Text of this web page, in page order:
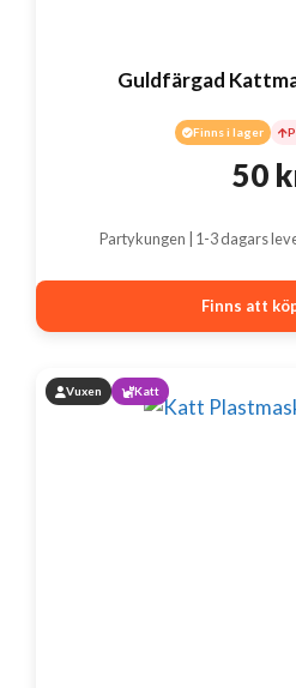
Guldfärgad
Finns i lager
50
Partykungen | 1-3 dagars
Finns att
Vuxen Katt